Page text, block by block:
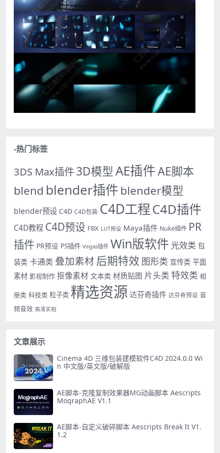
-热门标签
3DS Max插件3D模型AE插件AE脚本
blend blender插件 blender模型
blender预设 C4D C4D包装 C4D工程C4D插件
C4D教程 C4D预设 FBX LUT预设 Maya插件 Nuke插件 PR
插件 PR预设 PS插件 Vegas插件 Win版软件 光效类 包
装类 卡通类 叠加素材 后期特效 图形类 宣传类 平面
素材 影视制作 抠像素材 文本类 材质贴图 片头类 特效类 相
册类 科技类 粒子类 精选资源 达芬奇插件 达芬奇预设 音
频音效 高清实拍
文章展示
Cinema 4D 三维包装建模软件C4D 2024.0.0 Wi
n 中文版/英文版/破解版
AE脚本-克隆复制效果器MG动画脚本 Aescripts
MographAE V1.1
AE脚本-自定义破碎脚本 Aescripts Break It V1.
1.2